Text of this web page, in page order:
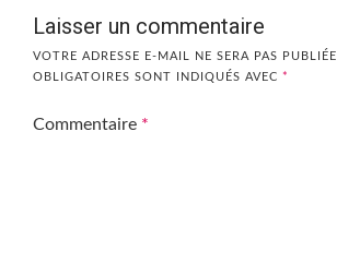
Laisser un commentaire
VOTRE ADRESSE E-MAIL NE SERA PAS PUBLIÉE.
OBLIGATOIRES SONT INDIQUÉS AVEC *
Commentaire *